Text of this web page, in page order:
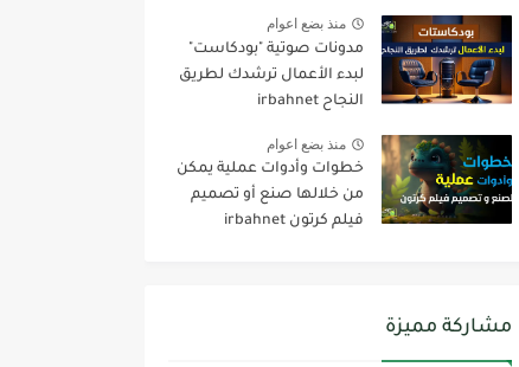
منذ بضع اعوام
مدونات صوتية "بودكاست"
لبدء الأعمال ترشدك لطريق
النجاح irbahnet
منذ بضع اعوام
خطوات وأدوات عملية يمكن
من خلالها صنع أو تصميم
فيلم كرتون irbahnet
مشاركة مميزة